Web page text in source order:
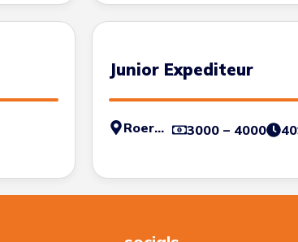
Junior Expediteur
Roermond 3000 – 4000 40